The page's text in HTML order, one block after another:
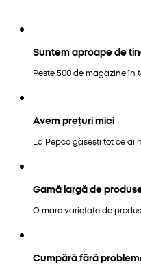
Suntem aproape de
Peste 500 de magazine în
Avem prețuri mici
La Pepco găsești tot ce ai
Gamă largă de
O mare varietate de
Cumpără fără